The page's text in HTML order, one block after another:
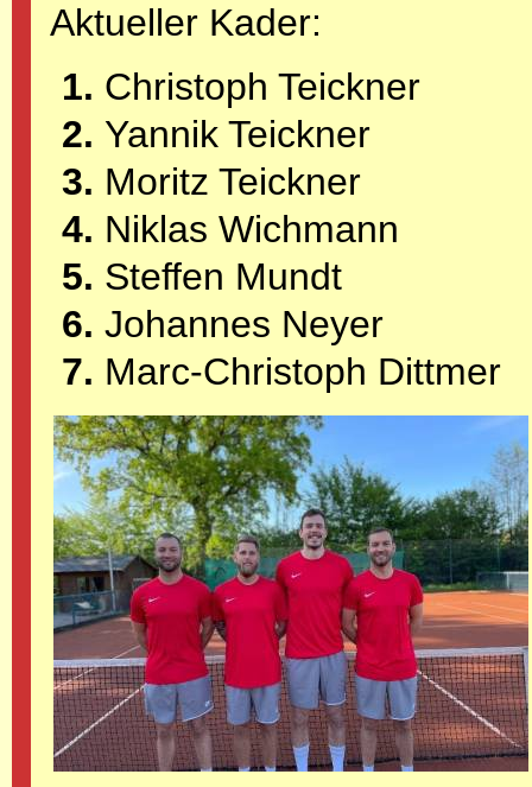
Aktueller Kader:
Christoph Teickner
Yannik Teickner
Moritz Teickner
Niklas Wichmann
Steffen Mundt
Johannes Neyer
Marc-Christoph Dittmer